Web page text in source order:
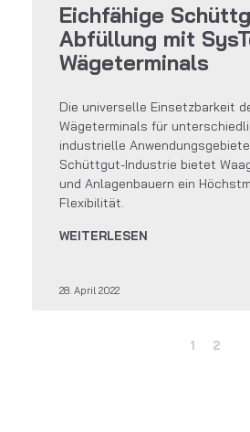
Eichfähige
Abfüllung mit
Wägeterminals
Die universelle Einsetzbarkeit
Wägeterminals für
industrielle
Schüttgut-Industrie bietet
und Anlagenbauern ein
Flexibilität.
WEITERLESEN
28. April 2022
1 2